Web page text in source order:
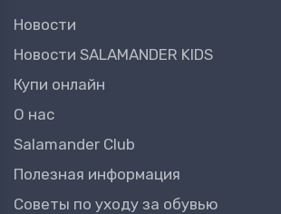
Новости
Новости SALAMANDER KIDS
Купи онлайн
О нас
Salamander Club
Полезная информация
Советы по уходу за обувью